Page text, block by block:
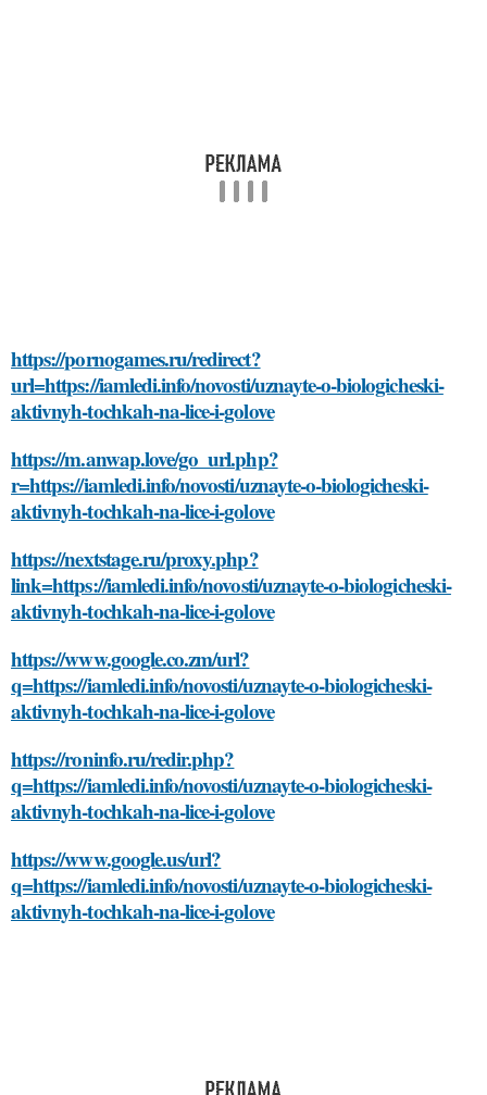
https://pornogames.ru/redirect?
url=https://iamledi.info/novosti/uznayte-o-biologicheski-
aktivnyh-tochkah-na-lice-i-golove
https://m.anwap.love/go_url.php?
r=https://iamledi.info/novosti/uznayte-o-biologicheski-
aktivnyh-tochkah-na-lice-i-golove
https://nextstage.ru/proxy.php?
link=https://iamledi.info/novosti/uznayte-o-biologicheski-
aktivnyh-tochkah-na-lice-i-golove
https://www.google.co.zm/url?
q=https://iamledi.info/novosti/uznayte-o-biologicheski-
aktivnyh-tochkah-na-lice-i-golove
https://roninfo.ru/redir.php?
q=https://iamledi.info/novosti/uznayte-o-biologicheski-
aktivnyh-tochkah-na-lice-i-golove
https://www.google.us/url?
q=https://iamledi.info/novosti/uznayte-o-biologicheski-
aktivnyh-tochkah-na-lice-i-golove